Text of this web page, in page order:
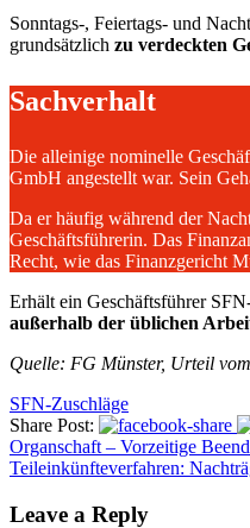
Sonntags-, Feiertags- und
grundsätzlich zu verdeckten
Sachverhalt
Die alleinige nominelle
GmbH angestellt war. Sein
Da er häufig während der
Geschäftsführerin. Das
Recht, wie das Finanzgericht
Erhält ein Geschäftsführer
außerhalb der üblichen
Quelle: FG Münster, Urteil
SFN-Zuschläge
Share Post:
Organschaft – Vorzeitige
Teileinkünfteverfahren:
Leave a Reply